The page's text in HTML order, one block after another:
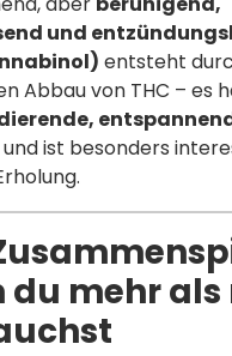
und
entsteht
Abbau von THC – es
und ist besonders
du mehr als